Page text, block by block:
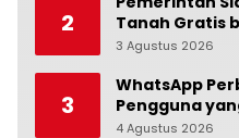
2
Tanah Gratis
3 Agustus 2026
3
WhatsApp
Pengguna
4 Agustus 2026